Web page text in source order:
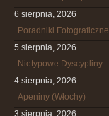
6 sierpnia, 2026
Poradniki Fotograficzne
5 sierpnia, 2026
Nietypowe Dyscypliny
4 sierpnia, 2026
Apeniny (Włochy)
3 sierpnia, 2026